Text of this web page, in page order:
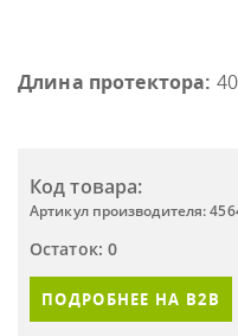
Длина протектора:
Код товара:
Артикул производителя:
Остаток: 0
ПОДРОБНЕЕ НА B2B